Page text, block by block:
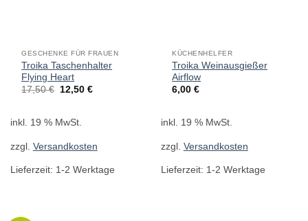
GESCHENKE FÜR FRAUEN
Troika Taschenhalter
Flying Heart
17,50€ Ursprünglicher
12,50€Aktueller
inkl. 19 % MwSt.
zzgl. Versandkosten
Lieferzeit: 1-2 Werktage
KÜCHENHELFER
Troika Weinausgießer
Airflow
6,00€
inkl. 19 % MwSt.
zzgl. Versandkosten
Lieferzeit: 1-2 Werktage